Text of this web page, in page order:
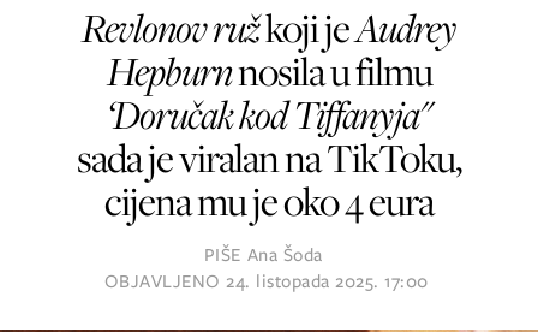
Revlonov ružkoji jeAudrey
Hepburnnosila u filmu
‘Doručak kod Tiffanyja"
sada je viralan na TikToku,
cijena mu je oko 4 eura
PIŠE Ana Šoda
OBJAVLJENO 24. listopada 2025. 17:00